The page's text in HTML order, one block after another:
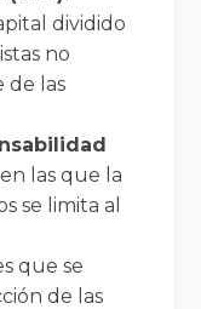
dividido
no
de las
las que la
se limita al
que se
de las